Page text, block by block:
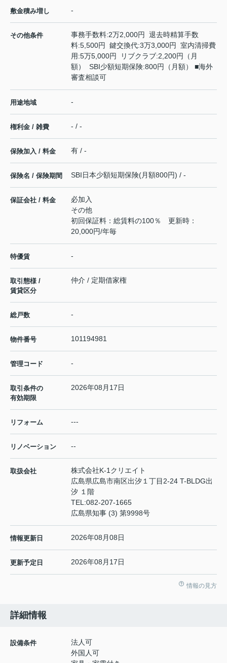
敷金積み増し -
その他条件
事務手数料:2万2,000円 退去時精算手数
料:5,500円 鍵交換代:3万3,000円 室内清掃費
用:5万5,000円 リブクラブ:2,200円（月
額） SBI少額短期保険:800円（月額） ■海外
審査相談可
用途地域 -
権利金 / 雑費 - / -
保険加入 / 料金 有 / -
保険名 / 保険期間 SBI日本少額短期保険(月額800円) / -
保証会社 / 料金
必加入
その他
初回保証料：総賃料の100％ 更新時：
20,000円/年毎
特優賃 -
取引態様 /
賃貸区分
仲介 / 定期借家権
総戸数 -
物件番号 101194981
管理コード -
取引条件の
有効期限
2026年08月17日
リフォーム ---
リノベーション --
取扱会社
株式会社K-1クリエイト
広島県広島市南区出汐１丁目2-24 T-BLDG出
汐 １階
TEL:082-207-1665
広島県知事 (3) 第9998号
情報更新日 2026年08月08日
更新予定日 2026年08月17日
情報の見方
詳細情報
設備条件
法人可
外国人可